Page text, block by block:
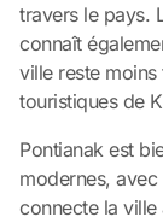
travers le pays.
connaît
ville reste moins
touristiques de
Pontianak est
modernes, avec
connecte la